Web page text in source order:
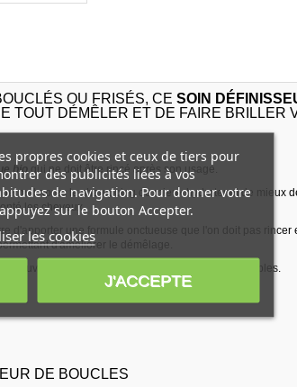
OU FRISÉS, CESOIN
TOUT DÉMÊLER ET DE FAIRE BRILLER
bioqui ne doit être rincé après son usage.
permet après le shampoing de mieux hydrater et de mieux
les cheveux.
d'apporter une formule onctueuse que l'on doit pas
d'améliorer le démêlage.
mouvement aux boucles plus brillantes et plus souples.
DE BOUCLES
propres cookies et ceux de tiers pour
des publicités liées à vos
de navigation. Pour donner votre
sur le bouton Accepter.
les cookies
J'ACCEPTE